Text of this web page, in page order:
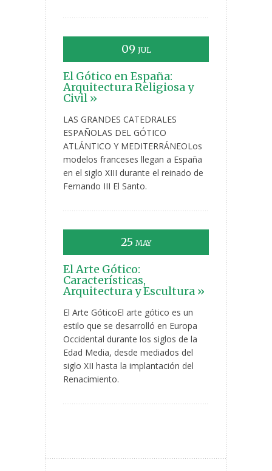
09 JUL
El Gótico en España:
Arquitectura Religiosa y
Civil »
LAS GRANDES CATEDRALES
ESPAÑOLAS DEL GÓTICO
ATLÁNTICO Y MEDITERRÁNEOLos
modelos franceses llegan a España
en el siglo XIII durante el reinado de
Fernando III El Santo.
25 MAY
El Arte Gótico:
Características,
Arquitectura y Escultura »
El Arte GóticoEl arte gótico es un
estilo que se desarrolló en Europa
Occidental durante los siglos de la
Edad Media, desde mediados del
siglo XII hasta la implantación del
Renacimiento.